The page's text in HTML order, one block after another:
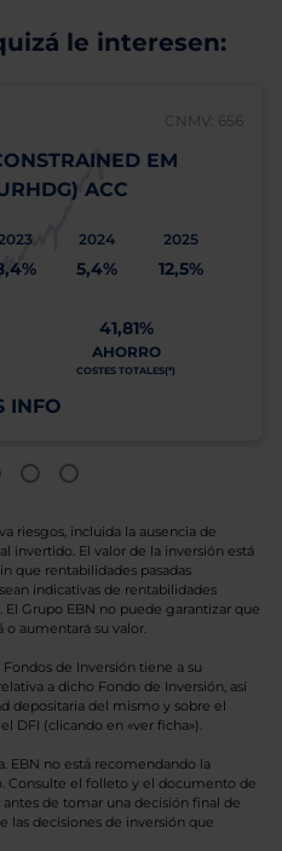
le interesen:
CNMV: 656
EM
ACC
2024
5,4%
2025
12,5%
41,81%
AHORRO
COSTES TOTALES(*)
INFO
riesgos, incluida la ausencia de
invertido. El valor de la inversión está
que rentabilidades pasadas
indicativas de rentabilidades
Grupo EBN no puede garantizar que
aumentará su valor.
de Inversión tiene a su
a dicho Fondo de Inversión, así
depositaria del mismo y sobre el
DFI (clicando en «ver ficha»).
EBN no está recomendando la
Consulte el folleto y el documento de
de tomar una decisión final de
las decisiones de inversión que